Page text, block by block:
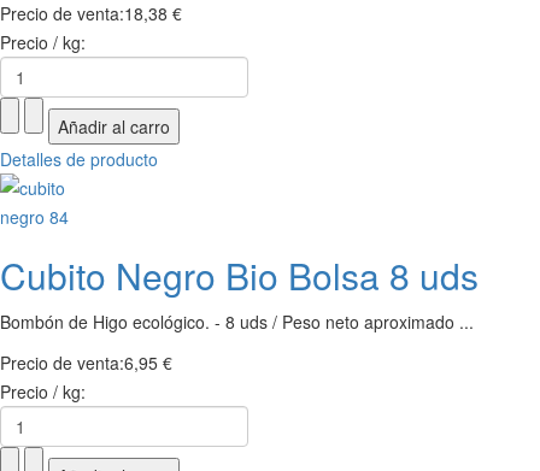
Precio de venta:18,38 €
Precio / kg:
Detalles de producto
Cubito Negro Bio Bolsa 8 uds
Bombón de Higo ecológico. - 8 uds / Peso neto aproximado ...
Precio de venta:6,95 €
Precio / kg: